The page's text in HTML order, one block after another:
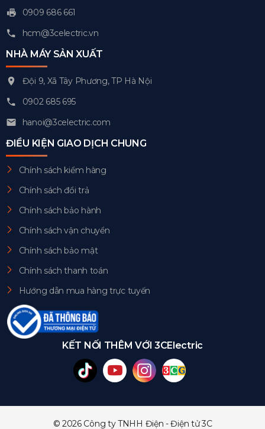
0909 686 661
hcm@3celectric.vn
NHÀ MÁY SẢN XUẤT
Đội 9, Xã Tây Phương, TP Hà Nội
0902 685 695
hanoi@3celectric.com
ĐIỀU KIỆN GIAO DỊCH CHUNG
Chính sách kiểm hàng
Chính sách đổi trả
Chính sách bảo hành
Chính sách vận chuyển
Chính sách bảo mật
Chính sách thanh toán
Hướng dẫn mua hàng trực tuyến
KẾT NỐI THÊM VỚI 3CElectric
© 2026 Công ty TNHH Điện - Điện tử 3C